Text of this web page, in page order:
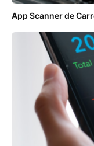
App Scanner de